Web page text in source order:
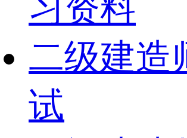
习资料
二级建造
试